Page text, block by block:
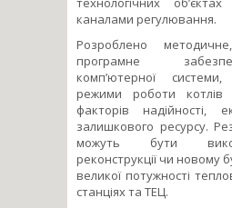
каналами регулювання.
Розроблено
програмне
комп’ютерної
режими роботи котлів
факторів надійності,
залишкового ресурсу.
можуть бути
реконструкції чи новому
великої потужності
станціях та ТЕЦ.